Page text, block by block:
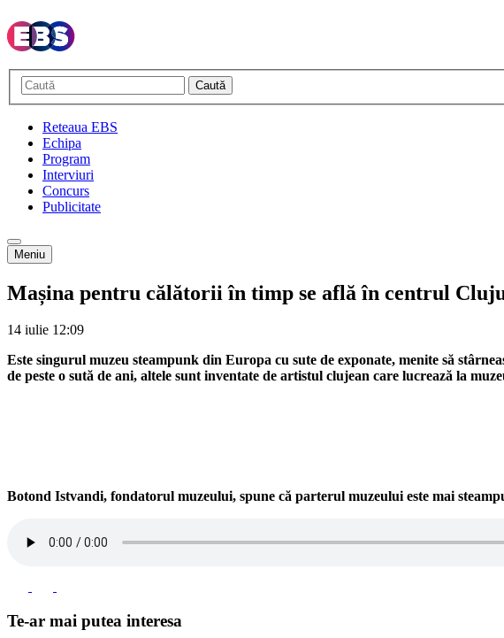
Caută
Reteaua EBS
Echipa
Program
Interviuri
Concurs
Publicitate
Meniu
Mașina pentru călătorii în timp se află în centrul
14 iulie 12:09
Este singurul muzeu steampunk din Europa cu sute de exponate, menite să
de peste o sută de ani, altele sunt inventate de artistul clujean care lucrează la
Botond Istvandi, fondatorul muzeului, spune că parterul muzeului este mai
Te-ar mai putea interesa